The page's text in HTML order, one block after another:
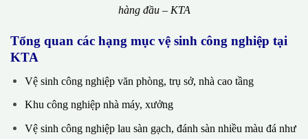
hàng đầu – KTA
Tổng quan các hạng mục vệ sinh công nghiệp tại
KTA
Vệ sinh công nghiệp văn phòng, trụ sở, nhà cao tầng
Khu công nghiệp nhà máy, xưởng
Vệ sinh công nghiệp lau sàn gạch, đánh sàn nhiều màu đá như